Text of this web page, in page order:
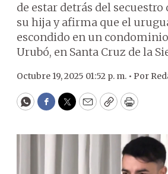
de estar detrás del secuestro
su hija y afirma que el
escondido en un
Urubó, en Santa Cruz de la
Octubre 19, 2025 01:52 p. m. • Por
WhatsApp
Facebook
Twitter
EmailCopyPrint